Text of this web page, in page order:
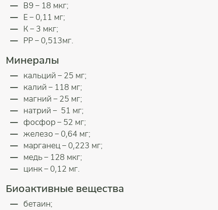
В9 – 18 мкг;
Е – 0,11 мг;
К – 3 мкг;
РР – 0,513мг.
Минералы
кальций – 25 мг;
калий – 118 мг;
магний – 25 мг;
натрий – 51 мг;
фосфор – 52 мг;
железо – 0,64 мг;
марганец – 0,223 мг;
медь – 128 мкг;
цинк – 0,12 мг.
Биоактивные вещества
бетаин;